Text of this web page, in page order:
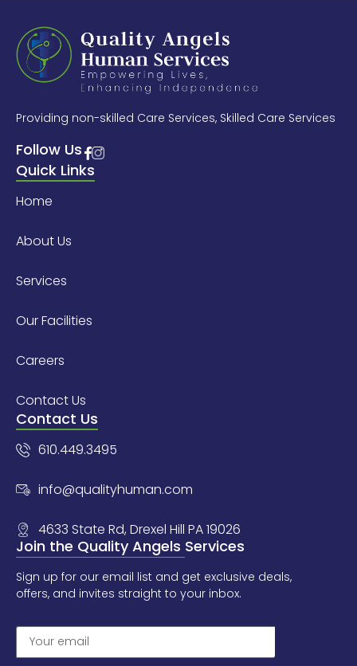
Providing non-skilled Care Services, Skilled Care Services
Follow Us
Quick Links
Home
About Us
Services
Our Facilities
Careers
Contact Us
Contact Us
610.449.3495
info@qualityhuman.com
4633 State Rd, Drexel Hill PA 19026
Join the Quality Angels Services
Sign up for our email list and get exclusive deals,
offers, and invites straight to your inbox.